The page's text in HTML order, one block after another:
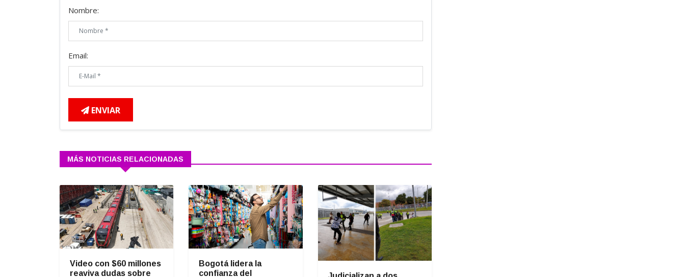
Nombre:
Email:
ENVIAR
MÁS NOTICIAS RELACIONADAS
Video con $60 millones
reaviva dudas sobre
Bogotá lidera la
confianza del